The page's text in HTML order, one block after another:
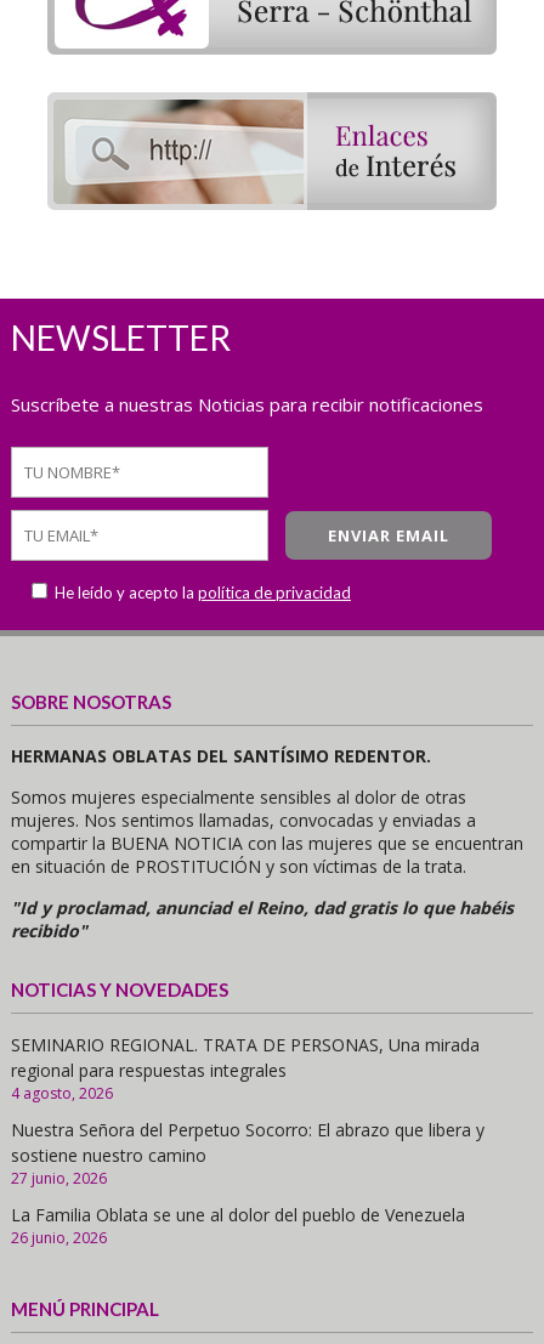
NEWSLETTER
Suscríbete a nuestras Noticias para recibir notificaciones
He leído y acepto la política de privacidad
SOBRE NOSOTRAS
HERMANAS OBLATAS DEL SANTÍSIMO REDENTOR.
Somos mujeres especialmente sensibles al dolor de otras
mujeres. Nos sentimos llamadas, convocadas y enviadas a
compartir la BUENA NOTICIA con las mujeres que se encuentran
en situación de PROSTITUCIÓN y son víctimas de la trata.
"Id y proclamad, anunciad el Reino, dad gratis lo que habéis
recibido"
NOTICIAS Y NOVEDADES
SEMINARIO REGIONAL. TRATA DE PERSONAS, Una mirada
regional para respuestas integrales
4 agosto, 2026
Nuestra Señora del Perpetuo Socorro: El abrazo que libera y
sostiene nuestro camino
27 junio, 2026
La Familia Oblata se une al dolor del pueblo de Venezuela
26 junio, 2026
MENÚ PRINCIPAL